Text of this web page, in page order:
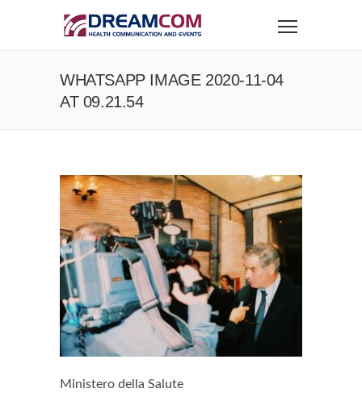
WHATSAPP IMAGE 2020-11-04
AT 09.21.54
Ministero della Salute